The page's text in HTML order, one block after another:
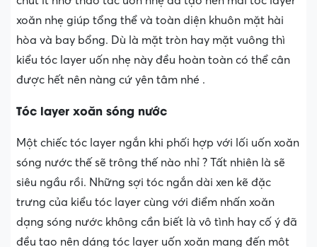
xoăn nhẹ giúp tổng thể và toàn diện khuôn mặt hài
hòa và bay bổng. Dù là mặt tròn hay mặt vuông thì
kiểu tóc layer uốn nhẹ này đều hoàn toàn có thể cân
được hết nên nàng cứ yên tâm nhé .
Tóc layer xoăn sóng nước
Một chiếc tóc layer ngắn khi phối hợp với lối uốn xoăn
sóng nước thế sẽ trông thế nào nhỉ ? Tất nhiên là sẽ
siêu ngầu rồi. Những sợi tóc ngắn dài xen kẽ đặc
trưng của kiểu tóc layer cùng với điểm nhấn xoăn
dạng sóng nước không cần biết là vô tình hay cố ý đã
đều tạo nên dáng tóc layer uốn xoăn mang đến một